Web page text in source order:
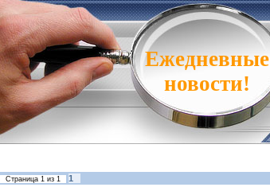
Ежедневные
новости!
Страница 1 из 1 1